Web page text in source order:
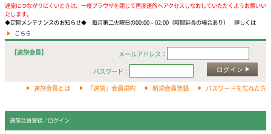
速旅につながりにくいときは、一度ブラウザを閉じて再度速旅へアクセスしなおしていただくようお願いい
たします。
◆定期メンテナンスのお知らせ◆ 毎月第二火曜日の00:00～02:00（時間延長の場合あり） 詳しくは
こちら
【速旅会員】
メールアドレス：
パスワード：
ログイン
速旅会員とは 「速旅」会員規約 新規会員登録 パスワードを忘れた方
速旅会員登録／ログイン